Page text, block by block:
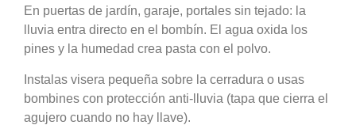
En puertas de jardín, garaje, portales sin tejado: la
lluvia entra directo en el bombín. El agua oxida los
pines y la humedad crea pasta con el polvo.
Instalas visera pequeña sobre la cerradura o usas
bombines con protección anti-lluvia (tapa que cierra el
agujero cuando no hay llave).